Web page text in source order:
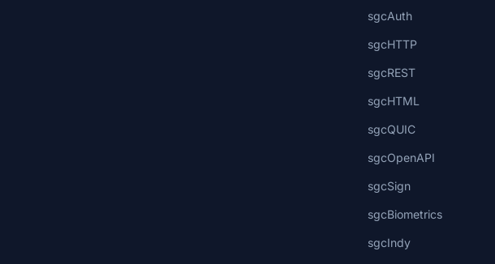
sgcAuth
sgcHTTP
sgcREST
sgcHTML
sgcQUIC
sgcOpenAPI
sgcSign
sgcBiometrics
sgcIndy